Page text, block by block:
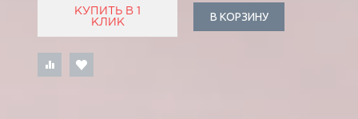
КУПИТЬ В 1
КЛИК
В КОРЗИНУ